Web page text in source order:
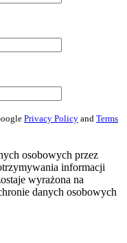
Privacy Policy and Terms
osobowych przez
informacji
wyrażona na
danych osobowych